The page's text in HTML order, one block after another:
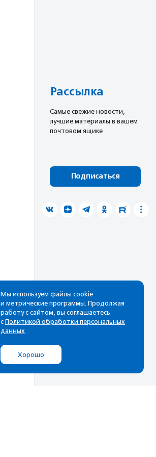
Рассылка
Cамые свежие новости,
лучшие материалы в вашем
почтовом ящике
Подписаться
Мы используем файлы cookie
и метрические программы. Продолжая
работу с сайтом, вы соглашаетесь
с Политикой обработки персональных
данных
Хорошо